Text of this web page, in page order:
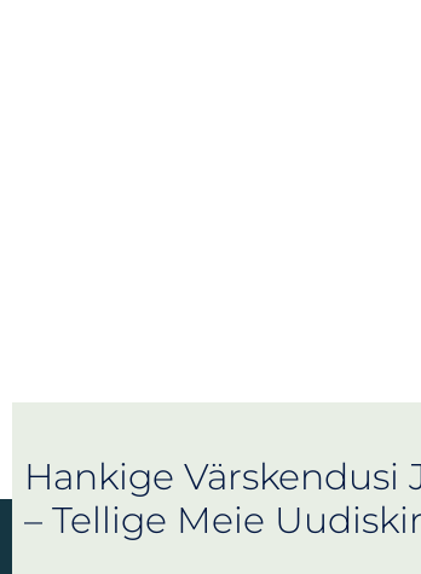
Hankige Värskendusi
– Tellige Meie